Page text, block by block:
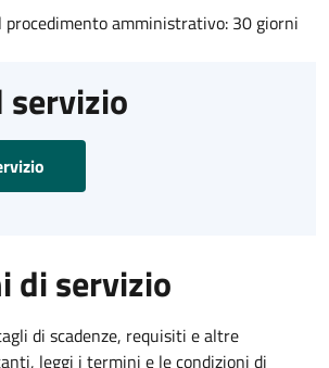
procedimento amministrativo: 30 giorni
servizio
di servizio
di scadenze, requisiti e altre
leggi i termini e le condizioni di